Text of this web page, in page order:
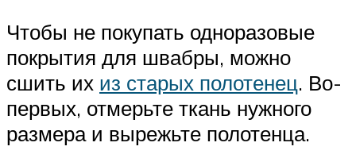
Чтобы не покупать одноразовые
покрытия для швабры, можно
сшить их из старых полотенец. Во-
первых, отмерьте ткань нужного
размера и вырежьте полотенца.